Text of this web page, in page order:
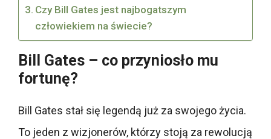
Czy Bill Gates jest najbogatszym
człowiekiem na świecie?
Bill Gates – co przyniosło mu
fortunę?
Bill Gates stał się legendą już za swojego życia.
To jeden z wizjonerów, którzy stoją za rewolucją